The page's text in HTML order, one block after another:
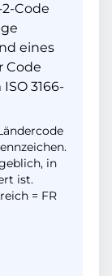
Code
eines
Code
3166-
in
ist.
= FR